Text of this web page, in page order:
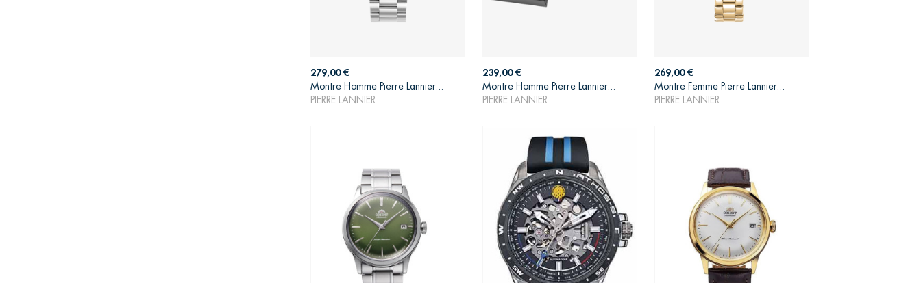
Prix
279,00 €
Montre Homme Pierre Lannier...
PIERRE LANNIER
AJOUTER AU PANIER
Prix
239,00 €
Montre Homme Pierre Lannier...
PIERRE LANNIER
AJOUTER AU PANIER
Prix
269,00 €
Montre Femme Pierre Lannier...
PIERRE LANNIER
AJOUTER AU PANIER